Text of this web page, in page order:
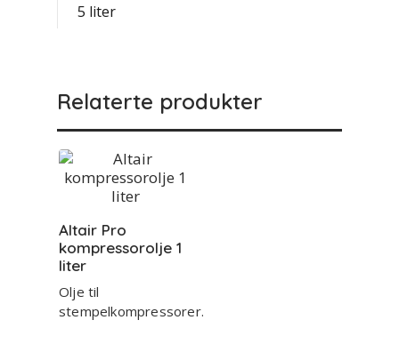
5 liter
Relaterte produkter
Altair Pro
kompressorolje 1
liter
Olje til
stempelkompressorer.